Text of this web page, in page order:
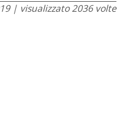
| visualizzato 2036 volte